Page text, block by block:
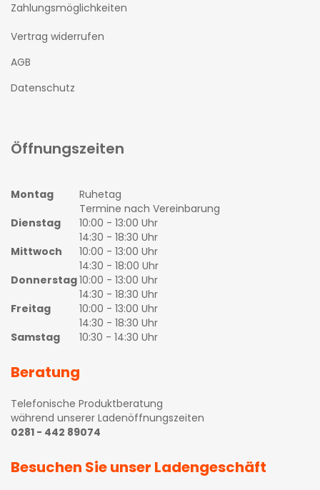
Zahlungsmöglichkeiten
Vertrag widerrufen
AGB
Datenschutz
Öffnungszeiten
Montag
Ruhetag
Termine nach Vereinbarung
Dienstag
10:00 - 13:00 Uhr
14:30 - 18:30 Uhr
Mittwoch
10:00 - 13:00 Uhr
14:30 - 18:00 Uhr
Donnerstag10:00 - 13:00 Uhr
14:30 - 18:30 Uhr
Freitag
10:00 - 13:00 Uhr
14:30 - 18:30 Uhr
Samstag
10:30 - 14:30 Uhr
Beratung
Telefonische Produktberatung
während unserer Ladenöffnungszeiten
0281 - 442 89074
Besuchen Sie unser Ladengeschäft